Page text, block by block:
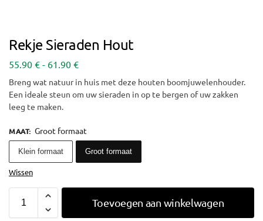
Rekje Sieraden Hout
55.90 € - 61.90 €
Breng wat natuur in huis met deze houten boomjuwelenhouder.
Een ideale steun om uw sieraden in op te bergen of uw zakken
leeg te maken.
MAAT: Groot formaat
Klein formaat Groot formaat
Wissen
Toevoegen aan winkelwagen